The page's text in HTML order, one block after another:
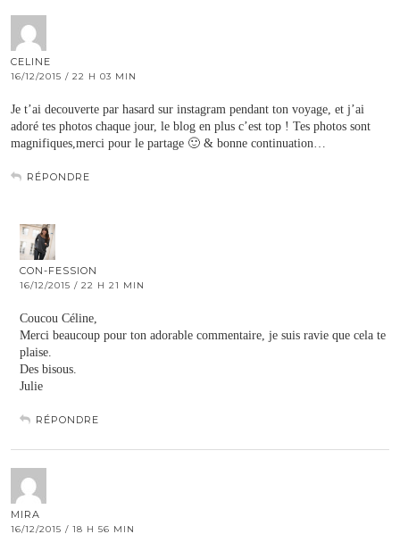
CELINE
16/12/2015 / 22 H 03 MIN
Je t’ai decouverte par hasard sur instagram pendant ton voyage, et j’ai
adoré tes photos chaque jour, le blog en plus c’est top ! Tes photos sont
magnifiques,merci pour le partage 🙂 & bonne continuation…
RÉPONDRE
CON-FESSION
16/12/2015 / 22 H 21 MIN
Coucou Céline,
Merci beaucoup pour ton adorable commentaire, je suis ravie que cela te
plaise.
Des bisous.
Julie
RÉPONDRE
MIRA
16/12/2015 / 18 H 56 MIN